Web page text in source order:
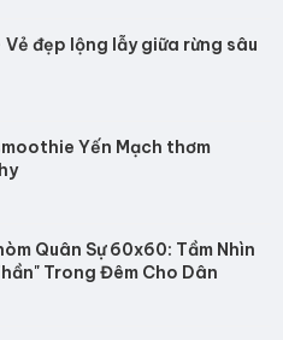
đẹp lộng lẫy giữa rừng sâu
Yến Mạch thơm
Quân Sự 60x60: Tầm Nhìn
Trong Đêm Cho Dân